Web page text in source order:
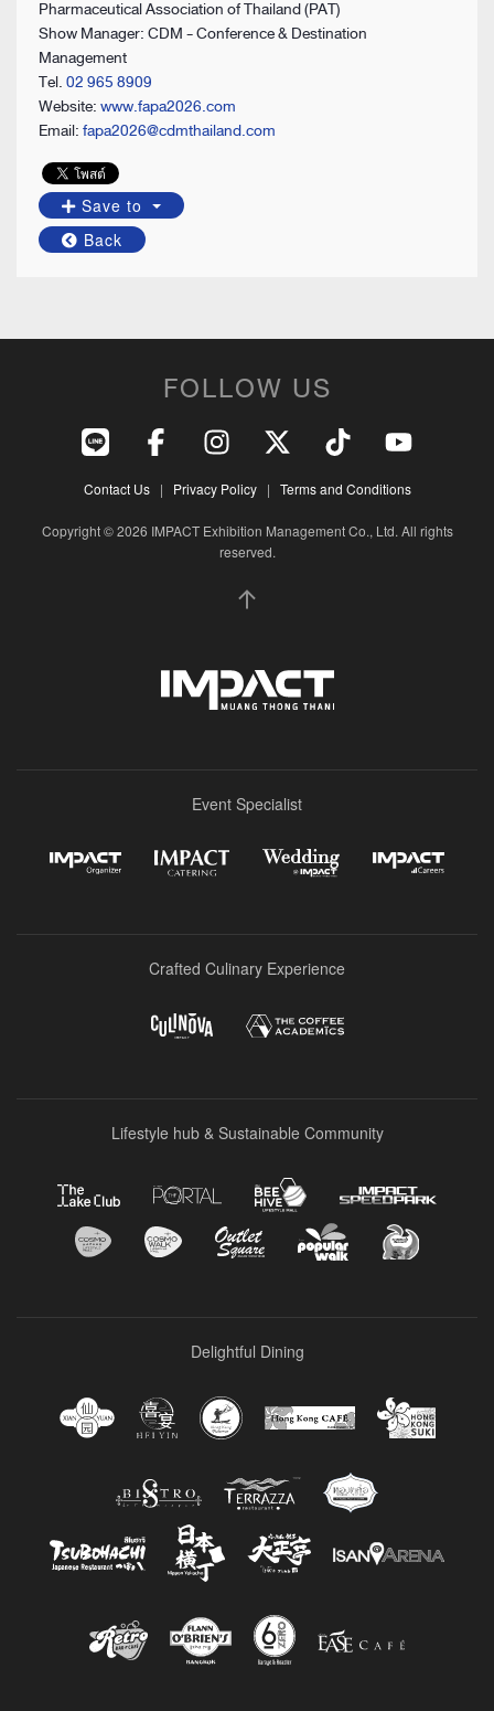
Pharmaceutical Association of Thailand (PAT)
Show Manager: CDM - Conference & Destination
Management
Tel.02 965 8909
Website:www.fapa2026.com
Email:fapa2026@cdmthailand.com
Save to
Back
FOLLOW US
Contact Us| Privacy Policy| Terms and Conditions
Copyright © 2026 IMPACT Exhibition Management Co., Ltd. All rights
reserved.
Event Specialist
Crafted Culinary Experience
Lifestyle hub & Sustainable Community
Delightful Dining